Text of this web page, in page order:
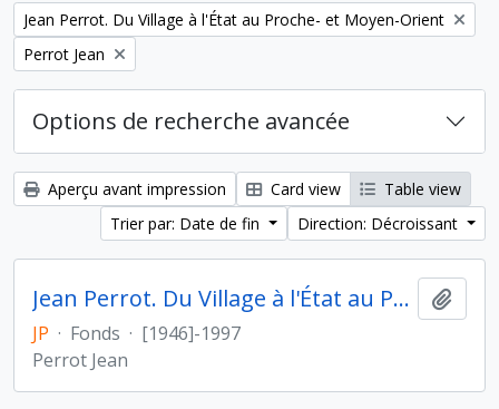
Remove filter:
Jean Perrot. Du Village à l'État au Proche- et Moyen-Orient
Remove filter:
Perrot Jean
Options de recherche avancée
Aperçu avant impression Card view
Table view
Trier par: Date de fin
Direction: Décroissant
Jean Perrot. Du Village à l'État au Proche- et Moyen-Orient
JP · Fonds · [1946]-1997
Perrot Jean